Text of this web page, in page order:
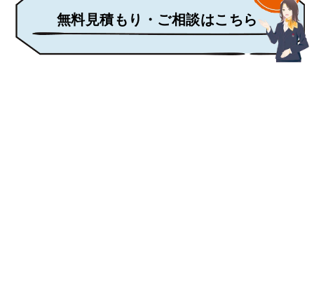
無料見積もり・ご相談はこちら